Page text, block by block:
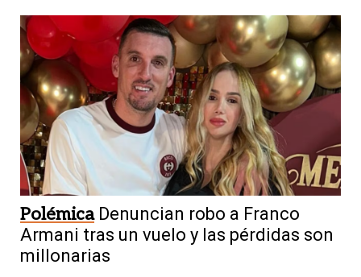
Polémica Denuncian robo a Franco
Armani tras un vuelo y las pérdidas son
millonarias